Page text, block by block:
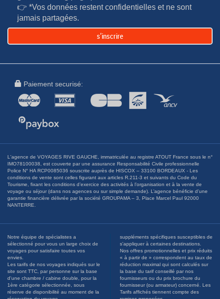
👉 *Vos données restent confidentielles et ne sont
jamais partagées.
s’inscrire
Paiement securisé:
L'agence de VOYAGES RIVE GAUCHE, immatriculée au registre ATOUT France sous le n°
IMO78100038, est couverte par une assurance Responsabilité Civile professionnelle
Police N° HA RCP0085036 souscrite auprès de HISCOX – 33100 BORDEAUX - Les
conditions de vente sont celles figurant aux articles R.211-3 et suivants du Code du
Tourisme, fixant les conditions d’exercice des activités à l’organisation et à la vente de
voyage ou séjour (dans nos agences ou sur simple demande). L’agence bénéficie d’une
garantie financière délivrée par la société GROUPAMA – 3, Place Marcel Paul 92000
NANTERRE.
Notre équipe de spécialistes a
sélectionné pour vous un large choix de
voyages pour satisfaire toutes vos
envies.
Les tarifs de nos voyages indiqués sur le
site sont TTC, par personne sur la base
d'une chambre / cabine double, pour la
1ère catégorie sélectionnée, sous
réserve de disponibilité au moment de la
suppléments spécifiques susceptibles de
s'appliquer à certaines destinations.
Nos offres promotionnelles et prix réduits
« à partir de » correspondent au taux de
réduction maximal qui sont calculés sur
la base du tarif conseillé par nos
fournisseurs ou du prix brochure du
fournisseur (ou armateur) concerné. Les
Tarifs affichés tiennent compte des